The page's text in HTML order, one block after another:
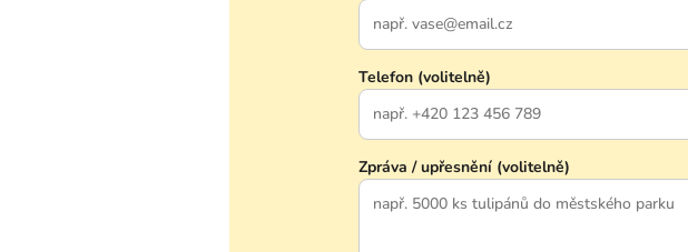
Telefon (volitelně)
Zpráva / upřesnění (volitelně)